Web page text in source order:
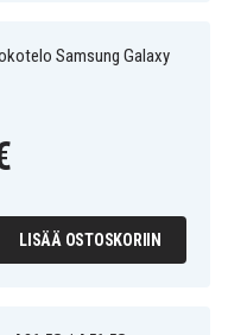
Samsung Galaxy
LISÄÄ OSTOSKORIIN